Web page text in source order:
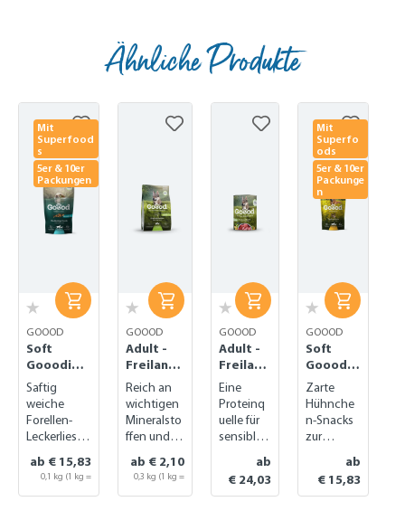
Ähnliche Produkte
Mit
Superfood
s
5er & 10er
Packungen
GOOOD
Soft
Gooodies
-
Nachhalti
ge Forelle
Saftig
weiche
Forellen-
Leckerlies
Liebling
ab € 15,83
0,1 kg (1 kg =
GOOOD
Adult -
Freiland-
Lamm
Reich an
wichtigen
Mineralsto
ffen und
Gelenke
ab € 2,10
0,3 kg (1 kg =
GOOOD
Adult -
Freiland
-Lamm
Eine
Proteinq
uelle für
sensible
und gut
für die
Gelenke
ab
€ 24,03
Mit
Superfo
ods
5er & 10er
Packunge
n
GOOOD
Soft
Gooodie
s -
Freiland
-Huhn
Zarte
Hühnche
n-Snacks
zur
fürs
Training
ab
€ 15,83